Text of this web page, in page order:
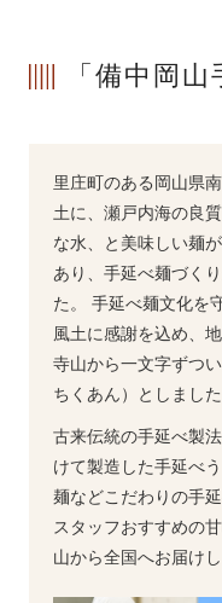
「備中岡
里庄町のある岡山県
土に、瀬戸内海の良
な水、と美味しい麺
あり、手延べ麺づく
た。 手延べ麺文化を
風土に感謝を込め、
寺山から一文字ずつ
ちくあん）としました
古来伝統の手延べ製
けて製造した手延べ
麺などこだわりの手
スタッフおすすめの
山から全国へお届けし